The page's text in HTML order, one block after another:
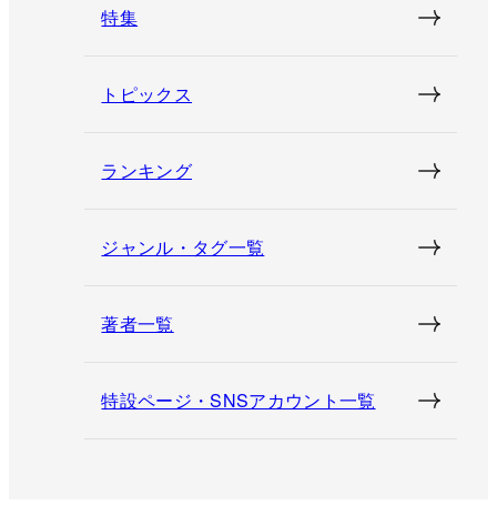
特集
トピックス
ランキング
ジャンル・タグ一覧
著者一覧
特設ページ・SNSアカウント一覧